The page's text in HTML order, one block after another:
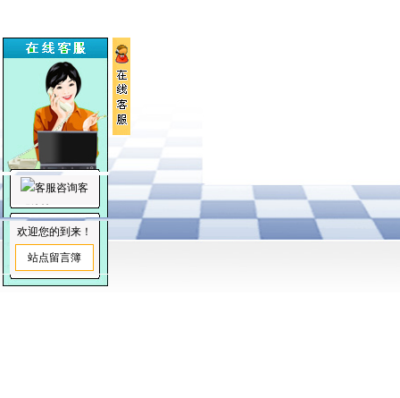
客
服咨询
欢迎您的到来！
站点留言簿